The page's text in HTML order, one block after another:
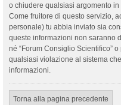
o chiudere qualsiasi argomento
Come fruitore di questo servizio,
personale) tu abbia inviato sia
queste informazioni non saranno
né “Forum Consiglio Scientifico”
qualsiasi violazione al sistema
informazioni.
Torna alla pagina precedente